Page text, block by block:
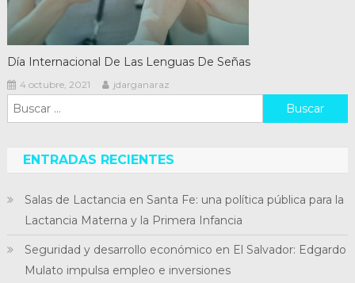
Día Internacional De Las Lenguas De Señas
4 octubre, 2021 jdarganaraz
Buscar:
ENTRADAS RECIENTES
Salas de Lactancia en Santa Fe: una política pública para la
Lactancia Materna y la Primera Infancia
Seguridad y desarrollo económico en El Salvador: Edgardo
Mulato impulsa empleo e inversiones